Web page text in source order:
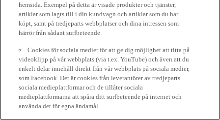
hemsida. Exempel på detta är visade produkter och tjänster,
artiklar som lagts till i din kundvagn och artiklar som du har
köpt, samt på tredjeparts webbplatser och dina intressen som
härrör från sådant surfbeteende.
Cookies för sociala medier för att ge dig möjlighet att titta på
videoklipp på vår webbplats (via t.ex. YouTube) och även att du
enkelt delar innehåll direkt från vår webbplats på sociala medier,
som Facebook. Det är cookies från leverantörer av tredjeparts
sociala medieplattformar och de tillåter sociala
medieplattformarna att spåra ditt surfbeteende på internet och
använda det för egna ändamål.